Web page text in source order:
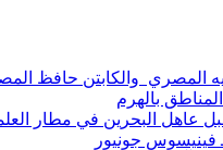
المصري والكابتن حافظ
بالهرم
عاهل البحرين في مطار
فينيسوس جونيور